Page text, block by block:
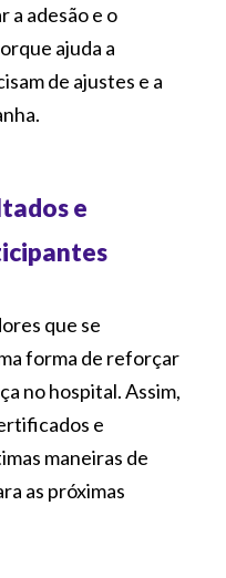
a adesão e o
ajuda a
de ajustes e a
e
que se
forma de reforçar
no hospital. Assim,
e
maneiras de
as próximas